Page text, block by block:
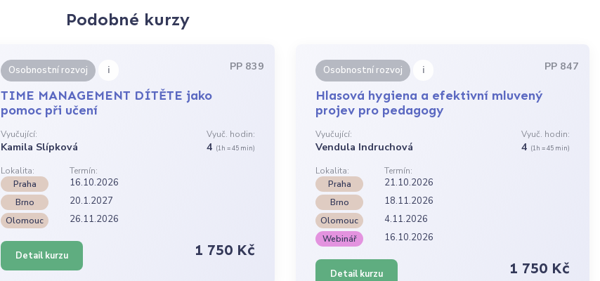
Podobné kurzy
Osobnostní rozvoj i PP 839
TIME MANAGEMENT DÍTĚTE jako
pomoc při učení
Vyučující:
Kamila Slípková
Vyuč. hodin:
4 (1h = 45 min)
Lokalita:
Termín:
Praha
16.10.2026
Brno 20.1.2027
Olomouc 26.11.2026
Detail kurzu 1 750 Kč
Osobnostní rozvoj i PP 847
Hlasová hygiena a efektivní mluvený
projev pro pedagogy
Vyučující:
Vendula Indruchová
Vyuč. hodin:
4 (1h = 45 min)
Lokalita:
Termín:
Praha
21.10.2026
Brno 18.11.2026
Olomouc 4.11.2026
Webinář 16.10.2026
Detail kurzu 1 750 Kč